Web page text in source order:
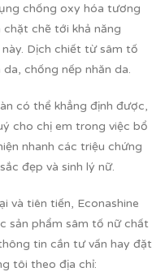
chống oxy hóa tương
chẽ tới khả năng
Dịch chiết từ sâm tố
chống nếp nhăn da.
có thể khẳng định được,
cho chị em trong việc bổ
nhanh các triệu chứng
đẹp và sinh lý nữ.
và tiên tiến, Econashine
sản phẩm sâm tố nữchất
tin cần tư vấn hay đặt
tôi theo địa chỉ: